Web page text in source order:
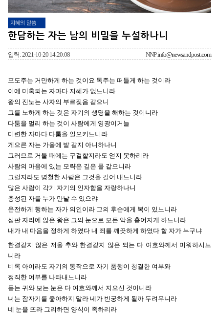
지혜의 말씀
한담하는 자는 남의 비밀을 누설하나니
입력: 2021-10-20 14:20:08 NNPinfo@newsandpost.com
포도주는 거만하게 하는 것이요 독주는 떠들게 하는 것이라
이에 미혹되는 자마다 지혜가 없느니라
왕의 진노는 사자의 부르짖음 같으니
그를 노하게 하는 것은 자기의 생명을 해하는 것이니라
다툼을 멀리 하는 것이 사람에게 영광이거늘
미련한 자마다 다툼을 일으키느니라
게으른 자는 가을에 밭 갈지 아니하나니
그러므로 거둘 때에는 구걸할지라도 얻지 못하리라
사람의 마음에 있는 모략은 깊은 물 같으니라
그럴지라도 명철한 사람은 그것을 길어 내느니라
많은 사람이 각기 자기의 인자함을 자랑하나니
충성된 자를 누가 만날 수 있으랴
온전하게 행하는 자가 의인이라 그의 후손에게 복이 있느니라
심판 자리에 앉은 왕은 그의 눈으로 모든 악을 흩어지게 하느니라
내가 내 마음을 정하게 하였다 내 죄를 깨끗하게 하였다 할 자가 누구냐
한결같지 않은 저울 추와 한결같지 않은 되는 다 여호와께서 미워하시느
니라
비록 아이라도 자기의 동작으로 자기 품행이 청결한 여부와
정직한 여부를 나타내느니라
듣는 귀와 보는 눈은 다 여호와께서 지으신 것이니라
너는 잠자기를 좋아하지 말라 네가 빈궁하게 될까 두려우니라
네 눈을 뜨라 그리하면 양식이 족하리라